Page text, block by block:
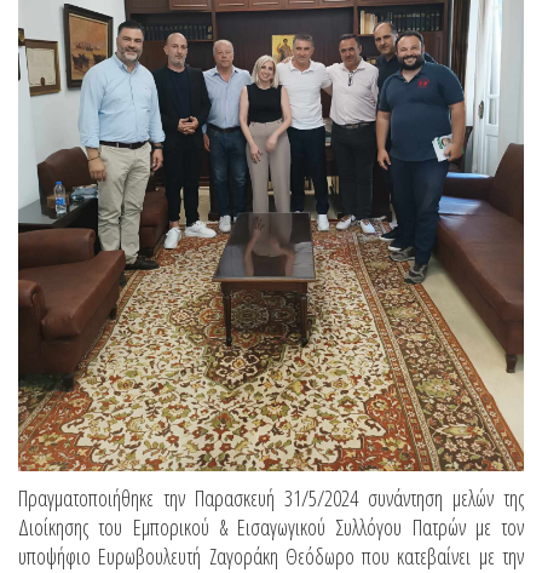
Πραγματοποιήθηκε την Παρασκευή 31/5/2024 συνάντηση μελών της
Διοίκησης του Εμπορικού & Εισαγωγικού Συλλόγου Πατρών με τον
υποψήφιο Ευρωβουλευτή Ζαγοράκη Θεόδωρο που κατεβαίνει με την